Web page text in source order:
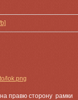
lok.png
правю сторону рамки